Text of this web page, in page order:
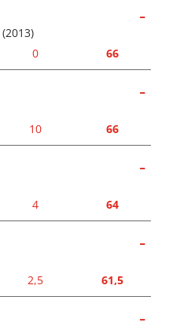
-
(2013)
0 66
-
10 66
-
4 64
-
2,5 61,5
-